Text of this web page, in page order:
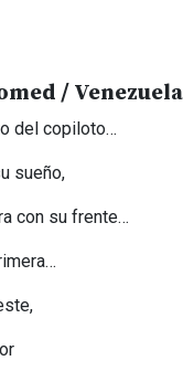
/ Venezuela
del copiloto…
sueño,
con su frente…